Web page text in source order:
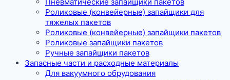
Пневматические запайщики пакетов
Роликовые (конвейерные) запайщики для
тяжелых пакетов
Роликовые (конвейерные) запайщики пакетов
Роликовые запайщики пакетов
Ручные запайщики пакетов
Запасные части и расходные материалы
Для вакуумного обрудования